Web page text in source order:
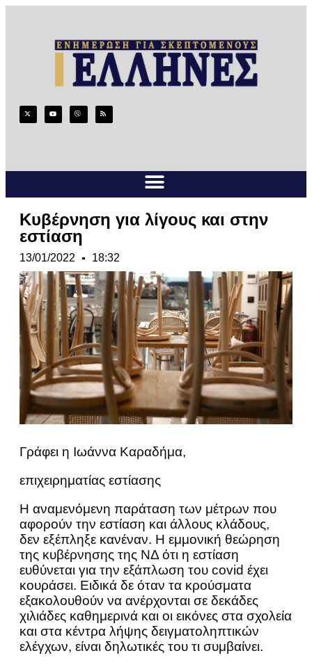
Κυβέρνηση για λίγους και στην
εστίαση
13/01/2022 18:32
Γράφει η Ιωάννα Καραδήμα,
επιχειρηματίας εστίασης
Η αναμενόμενη παράταση των μέτρων που
αφορούν την εστίαση και άλλους κλάδους,
δεν εξέπληξε κανέναν. Η εμμονική θεώρηση
της κυβέρνησης της ΝΔ ότι η εστίαση
ευθύνεται για την εξάπλωση του covid έχει
κουράσει. Ειδικά δε όταν τα κρούσματα
εξακολουθούν να ανέρχονται σε δεκάδες
χιλιάδες καθημερινά και οι εικόνες στα σχολεία
και στα κέντρα λήψης δειγματοληπτικών
ελέγχων, είναι δηλωτικές του τι συμβαίνει.